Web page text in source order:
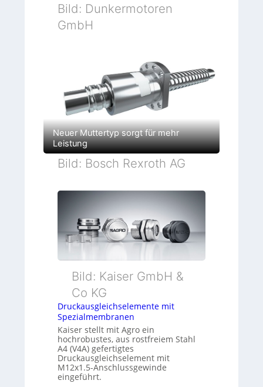
Bild: Dunkermotoren
GmbH
Neuer Muttertyp sorgt für mehr
Leistung
Bild: Bosch Rexroth AG
Bild: Kaiser GmbH &
Co KG
Druckausgleichselemente mit
Spezialmembranen
Kaiser stellt mit Agro ein
hochrobustes, aus rostfreiem Stahl
A4 (V4A) gefertigtes
Druckausgleichselement mit
M12x1.5-Anschlussgewinde
eingeführt.